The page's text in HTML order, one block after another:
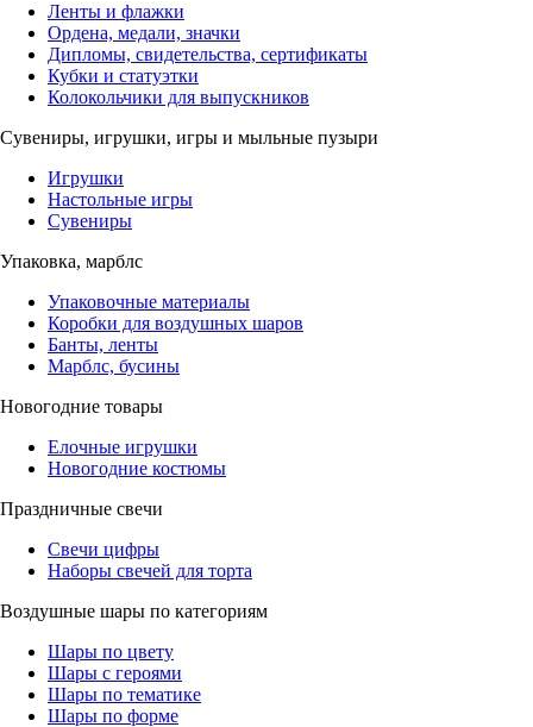
Ленты и флажки
Ордена, медали, значки
Дипломы, свидетельства, сертификаты
Кубки и статуэтки
Колокольчики для выпускников
Сувениры, игрушки, игры и мыльные пузыри
Игрушки
Настольные игры
Сувениры
Упаковка, марблс
Упаковочные материалы
Коробки для воздушных шаров
Банты, ленты
Марблс, бусины
Новогодние товары
Елочные игрушки
Новогодние костюмы
Праздничные свечи
Свечи цифры
Наборы свечей для торта
Воздушные шары по категориям
Шары по цвету
Шары с героями
Шары по тематике
Шары по форме